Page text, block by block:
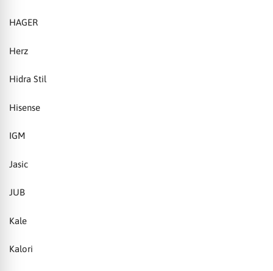
HAGER
Herz
Hidra Stil
Hisense
IGM
Jasic
JUB
Kale
Kalori